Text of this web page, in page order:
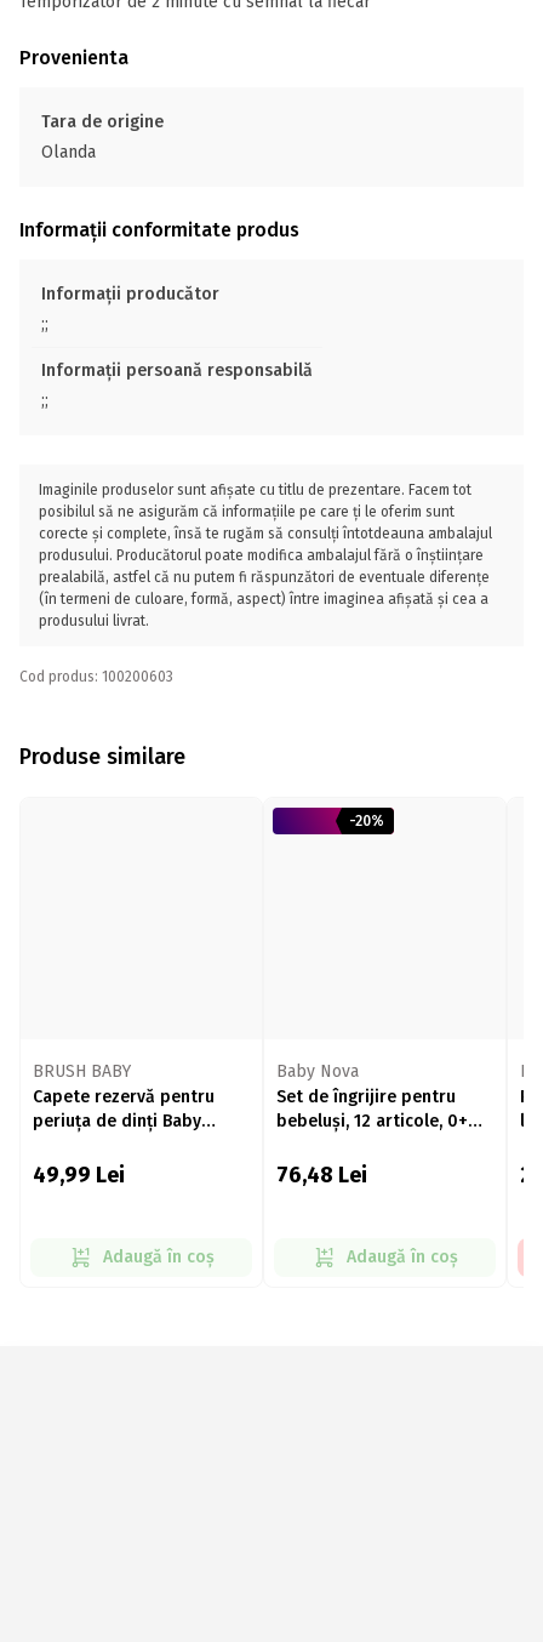
Provenienta
Tara de origine
Olanda
Informații conformitate produs
Informații producător
;;
Informații persoană responsabilă
;;
Imaginile produselor sunt afișate cu titlu de prezentare. Facem tot
posibilul să ne asigurăm că informațiile pe care ți le oferim sunt
corecte și complete, însă te rugăm să consulți întotdeauna ambalajul
produsului. Producătorul poate modifica ambalajul fără o înștiințare
prealabilă, astfel că nu putem fi răspunzători de eventuale diferențe
(în termeni de culoare, formă, aspect) între imaginea afișată și cea a
produsului livrat.
Cod produs: 100200603
Produse similare
BRUSH BABY
Capete rezervă pentru
periuța de dinți Baby
49,99 Lei
Adaugă în coș
-20%
Baby Nova
Set de îngrijire pentru
bebeluși, 12 articole, 0+
76,48 Lei
Adaugă în coș